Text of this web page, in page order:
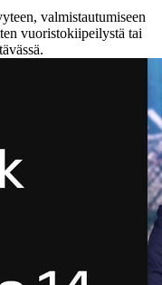
valmistautumiseen
vuoristokiipeilystä tai